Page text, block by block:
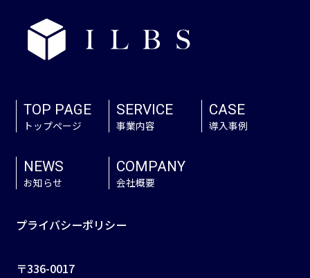
〒336-0017
TOP PAGE
トップページ
SERVICE
事業内容
CASE
導入事例
NEWS
お知らせ
COMPANY
会社概要
プライバシーポリシー